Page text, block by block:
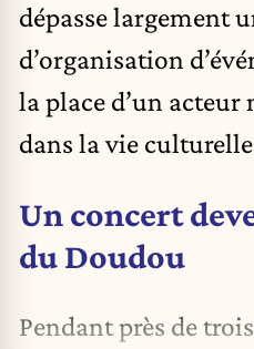
dépasse largement
d’organisation
la place d’un
dans la vie
Un concert
du Doudou
Pendant près de